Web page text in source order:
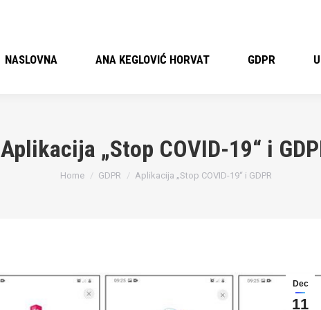
NASLOVNA ANA KEGLOVIĆ HORVAT GDPR
Aplikacija „Stop COVID-19“ i
You are here:
Home GDPR Aplikacija „Stop COVID-19“ i GDPR
Dec
11